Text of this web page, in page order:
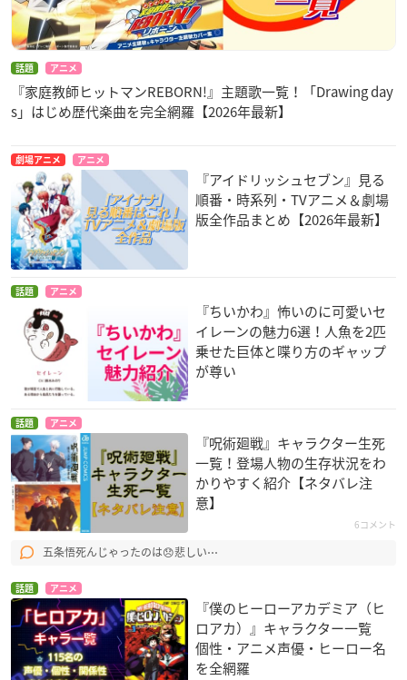
話題 アニメ
『家庭教師ヒットマンREBORN!』主題歌一覧！「Drawing day
s」はじめ歴代楽曲を完全網羅【2026年最新】
劇場アニメ アニメ
『アイドリッシュセブン』見る
順番・時系列・TVアニメ＆劇場
版全作品まとめ【2026年最新】
話題 アニメ
『ちいかわ』怖いのに可愛いセ
イレーンの魅力6選！人魚を2匹
乗せた巨体と喋り方のギャップ
が尊い
話題 アニメ
『呪術廻戦』キャラクター生死
一覧！登場人物の生存状況をわ
かりやすく紹介【ネタバレ注
意】
6コメント
五条悟死んじゃったのは😞悲しい⋯
話題 アニメ
『僕のヒーローアカデミア（ヒ
ロアカ）』キャラクター一覧
個性・アニメ声優・ヒーロー名
を全網羅